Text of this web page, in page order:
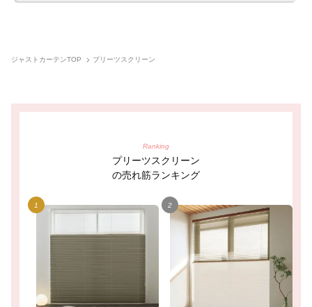
ジャストカーテンTOP プリーツスクリーン
Ranking
プリーツスクリーン
の売れ筋ランキング